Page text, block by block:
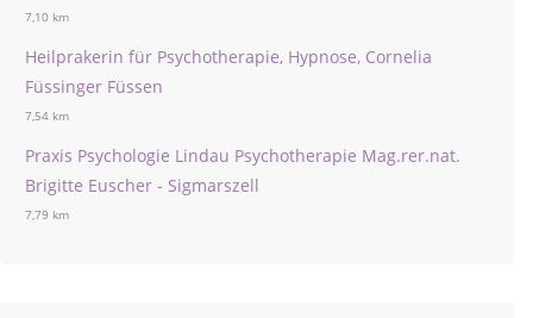
7,10 km
Heilprakerin für Psychotherapie, Hypnose, Cornelia
Füssinger Füssen
7,54 km
Praxis Psychologie Lindau Psychotherapie Mag.rer.nat.
Brigitte Euscher - Sigmarszell
7,79 km